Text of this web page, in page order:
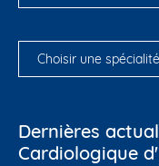
Choisir une spécialité
Dernières
Cardiologique